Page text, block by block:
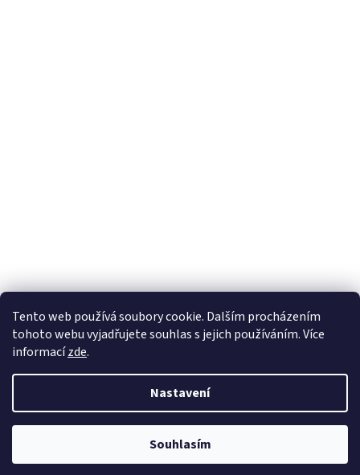
Tento web používá soubory cookie. Dalším procházením
tohoto webu vyjadřujete souhlas s jejich používáním. Více
informacízde.
Nastavení
Souhlasím